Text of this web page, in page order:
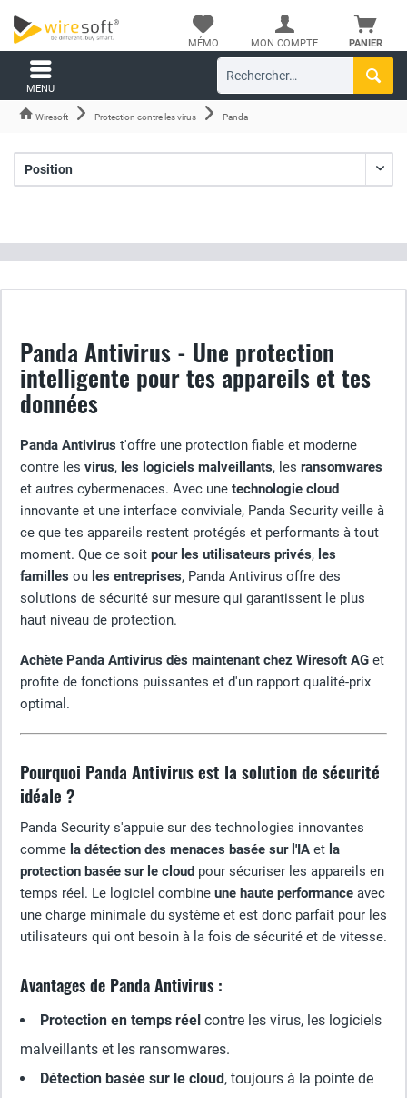
PANIER
MÉMO MON COMPTE
MENU
Wiresoft Protection contre les virus Panda
Panda Antivirus - Une protection
intelligente pour tes appareils et tes
données
Panda Antivirus t'offre une protection fiable et moderne
contre les virus, les logiciels malveillants, les ransomwares
et autres cybermenaces. Avec une technologie cloud
innovante et une interface conviviale, Panda Security veille à
ce que tes appareils restent protégés et performants à tout
moment. Que ce soit pour les utilisateurs privés, les
familles ou les entreprises, Panda Antivirus offre des
solutions de sécurité sur mesure qui garantissent le plus
haut niveau de protection.
Achète Panda Antivirus dès maintenant chez Wiresoft AG et
profite de fonctions puissantes et d'un rapport qualité-prix
optimal.
Pourquoi Panda Antivirus est la solution de sécurité
idéale ?
Panda Security s'appuie sur des technologies innovantes
comme la détection des menaces basée sur l'IA et la
protection basée sur le cloud pour sécuriser les appareils en
temps réel. Le logiciel combine une haute performance avec
une charge minimale du système et est donc parfait pour les
utilisateurs qui ont besoin à la fois de sécurité et de vitesse.
Avantages de Panda Antivirus :
Protection en temps réel contre les virus, les logiciels
malveillants et les ransomwares.
Détection basée sur le cloud, toujours à la pointe de